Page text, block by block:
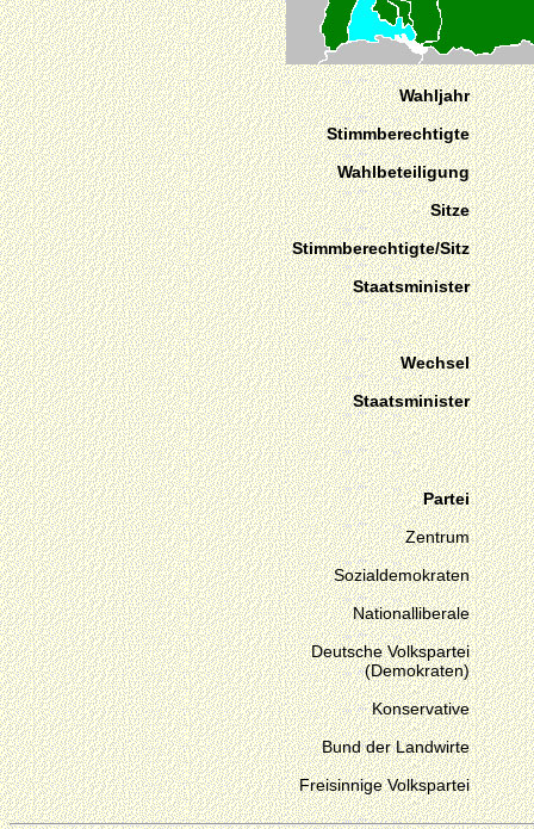
Wahljahr
Stimmberechtigte
Wahlbeteiligung
Sitze
Stimmberechtigte/Sitz
Staatsminister
Wechsel
Staatsminister
Partei
Zentrum
Sozialdemokraten
Nationalliberale
Deutsche Volkspartei
(Demokraten)
Konservative
Bund der Landwirte
Freisinnige Volkspartei